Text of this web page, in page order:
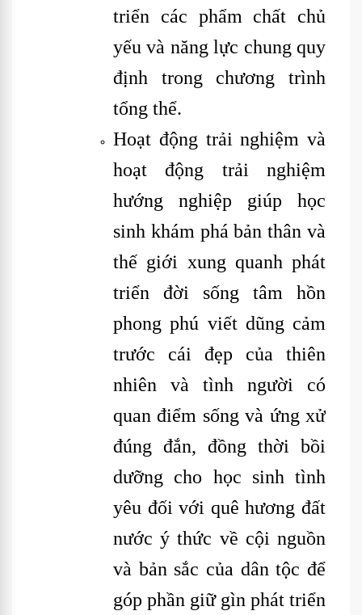
triển các phẩm chất chủ
yếu và năng lực chung quy
định trong chương trình
tổng thể.
Hoạt động trải nghiệm và
hoạt động trải nghiệm
hướng nghiệp giúp học
sinh khám phá bản thân và
thế giới xung quanh phát
triển đời sống tâm hồn
phong phú viết dũng cảm
trước cái đẹp của thiên
nhiên và tình người có
quan điểm sống và ứng xử
đúng đắn, đồng thời bồi
dưỡng cho học sinh tình
yêu đối với quê hương đất
nước ý thức về cội nguồn
và bản sắc của dân tộc để
góp phần giữ gìn phát triển